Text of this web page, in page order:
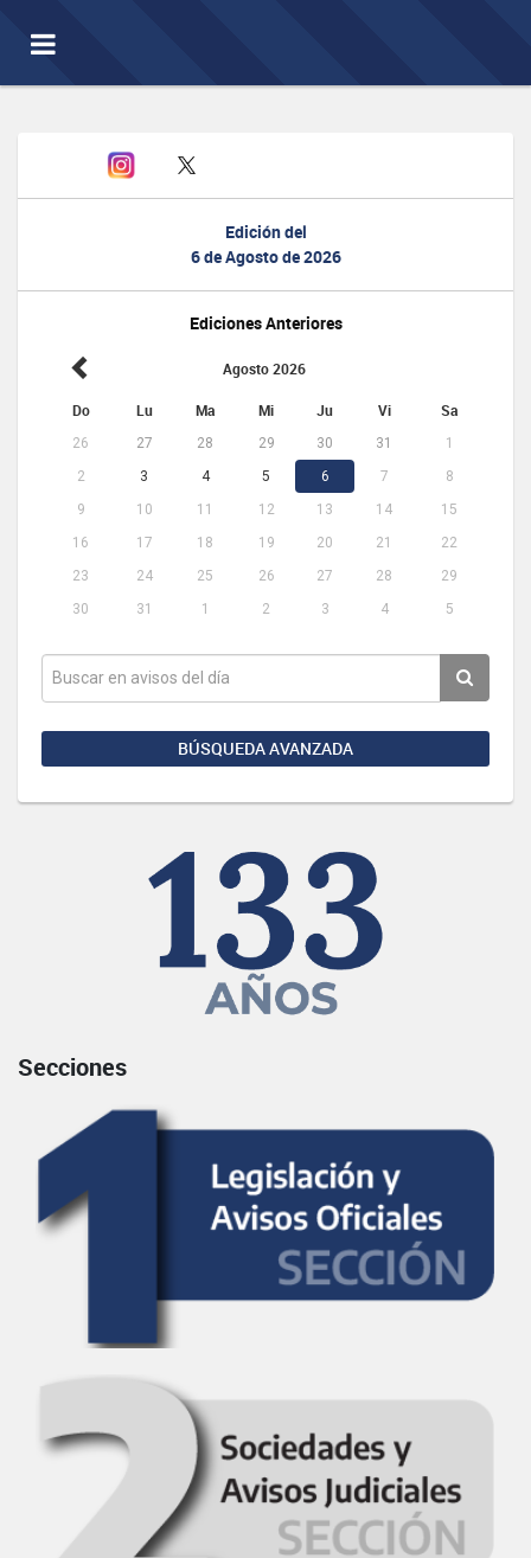
Toggle
navigation
Edición del
6 de Agosto de 2026
Ediciones Anteriores
Agosto 2026
Do Lu Ma Mi Ju Vi Sa
26 27 28 29 30 31
1
2
3 4 5 6 7
8
9
10 11 12 13 14
15
16
17 18 19 20 21
22
23
24 25 26 27 28
29
30
31 1 2 3 4 5
BÚSQUEDA AVANZADA
Secciones